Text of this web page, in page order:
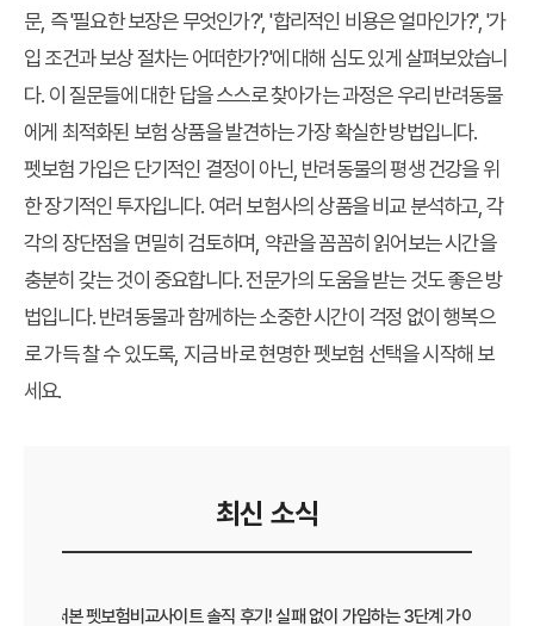
문, 즉 '필요한 보장은 무엇인가?', '합리적인 비용은 얼마인가?', '가
입 조건과 보상 절차는 어떠한가?'에 대해 심도 있게 살펴보았습니
다. 이 질문들에 대한 답을 스스로 찾아가는 과정은 우리 반려동물
에게 최적화된 보험 상품을 발견하는 가장 확실한 방법입니다.
펫보험 가입은 단기적인 결정이 아닌, 반려동물의 평생 건강을 위
한 장기적인 투자입니다. 여러 보험사의 상품을 비교 분석하고, 각
각의 장단점을 면밀히 검토하며, 약관을 꼼꼼히 읽어보는 시간을
충분히 갖는 것이 중요합니다. 전문가의 도움을 받는 것도 좋은 방
법입니다. 반려동물과 함께하는 소중한 시간이 걱정 없이 행복으
로 가득 찰 수 있도록, 지금 바로 현명한 펫보험 선택을 시작해 보
세요.
최신 소식
직접 써본 펫보험비교사이트 솔직 후기! 실패 없이 가입하는 3단계 가이드